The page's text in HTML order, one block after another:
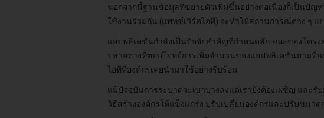
นอกจากนี้ฐานข้อมูลที่ขยายตัวเพิ่มขึ้นอย่างต่อเนื่องก็เป็นปั
ใช้งานร่วมกัน (แพทช์เวิร์คไอที) จะทำให้สถานการณ์ต่าง ๆ แ
แอปพลิเคชันกำลังเป็นปัจจัยสำคัญที่กำหนดลักษณะของโครง
ปลายทางที่ตอบโจทย์การเพิ่มจำนวนของแอปพลิเคชันตามที่
ไอทีที่องค์กรเคยนำมาใช้อย่างรีบร้อน
แม้ปัจจุบันการระบาดจะเบาบางลงแต่เรายังต้องเผชิญ และ
วิธีสร้างองค์กรให้แข็งแกร่ง ปรับเปลี่ยนองค์กรและปรับขนา